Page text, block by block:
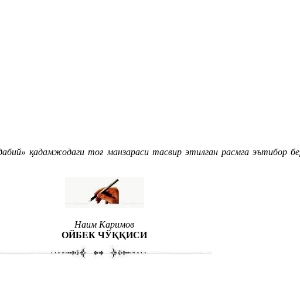
қадамжодаги тоғ манзараси тасвир этилган расмга эътибор
Наим Каримов
ОЙБЕК ЧЎҚҚИСИ